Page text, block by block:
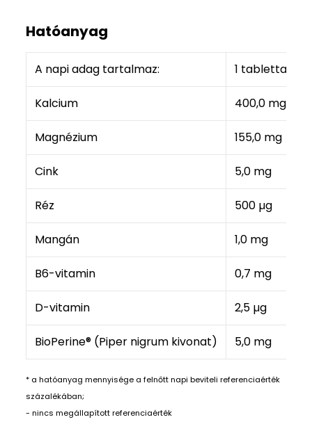
Hatóanyag
A napi adag tartalmaz: 1 tabletta
Kalcium 400,0 mg
Magnézium 155,0 mg
Cink 5,0 mg
Réz 500 µg
Mangán 1,0 mg
B6-vitamin 0,7 mg
D-vitamin 2,5 µg
BioPerine® (Piper nigrum kivonat) 5,0 mg
* a hatóanyag mennyisége a felnőtt napi beviteli referenciaérték
százalékában;
- nincs megállapított referenciaérték